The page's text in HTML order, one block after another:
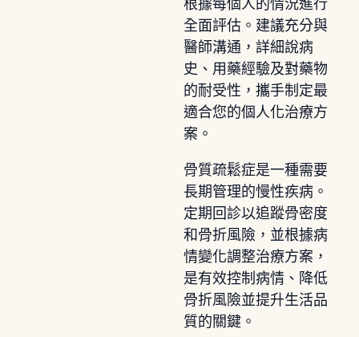
根據每個人的情況進行
全面評估。建議充分與
醫師溝通，詳細說病
史、用藥經驗及對藥物
的耐受性，攜手制定最
適合您的個人化治療方
案。
骨質疏鬆症是一種需要
長期管理的慢性疾病。
定期回診以追蹤骨密度
和骨折風險，並根據病
情變化調整治療方案，
是有效控制病情、降低
骨折風險並提升生活品
質的關鍵。